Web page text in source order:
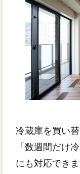
冷蔵庫を買い
「数週間だけ
にも対応でき